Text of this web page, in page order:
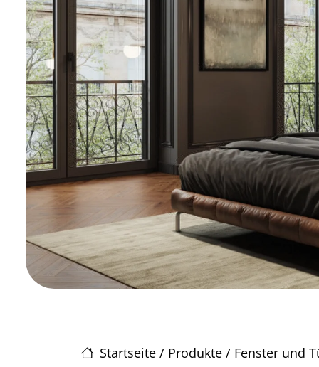
Startseite / Produkte / Fenster und